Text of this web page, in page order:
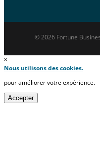
© 2026 Fortune
×
Nous utilisons des cookies.
pour améliorer votre expérience.
Accepter